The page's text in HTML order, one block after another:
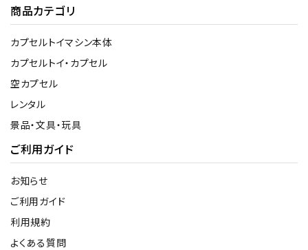
商品カテゴリ
カプセルトイマシン本体
カプセルトイ・カプセル
空カプセル
レンタル
景品・文具・玩具
ご利用ガイド
お知らせ
ご利用ガイド
利用規約
よくある質問